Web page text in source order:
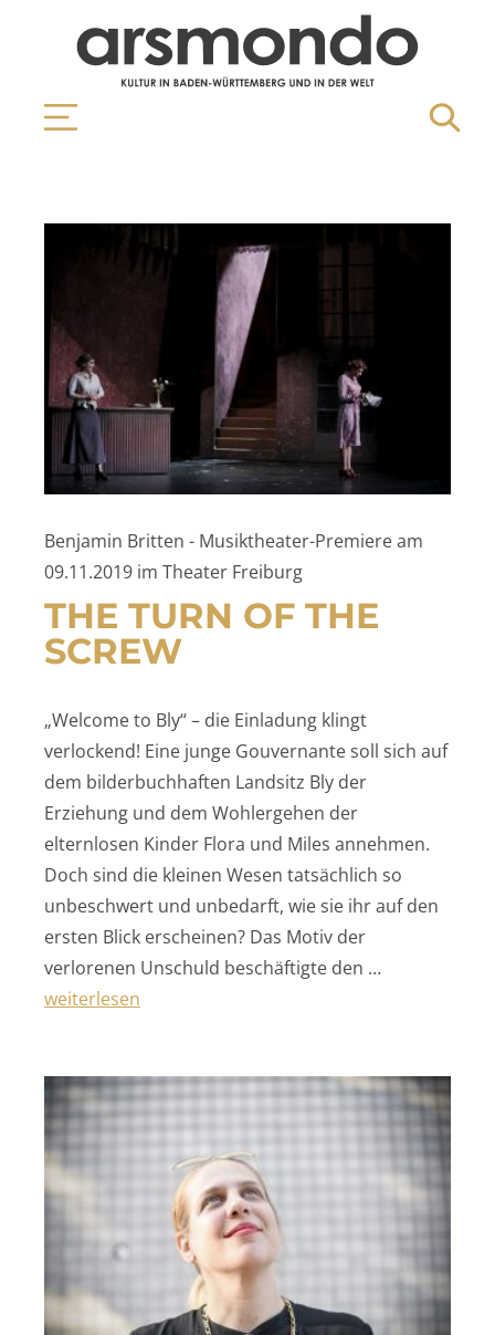
Benjamin Britten - Musiktheater-Premiere am
09.11.2019 im Theater Freiburg
THE TURN OF THE
SCREW
„Welcome to Bly“ – die Einladung klingt
verlockend! Eine junge Gouvernante soll sich auf
dem bilderbuchhaften Landsitz Bly der
Erziehung und dem Wohlergehen der
elternlosen Kinder Flora und Miles annehmen.
Doch sind die kleinen Wesen tatsächlich so
unbeschwert und unbedarft, wie sie ihr auf den
ersten Blick erscheinen? Das Motiv der
verlorenen Unschuld beschäftigte den …
„THE TURN OF THE SCREW“
weiterlesen